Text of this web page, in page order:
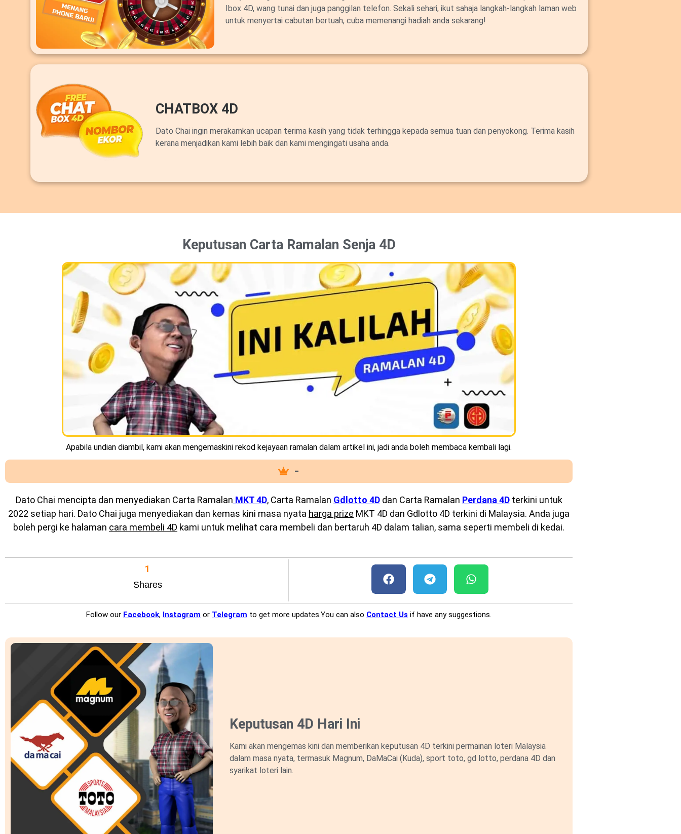
Ibox 4D, wang tunai dan juga panggilan telefon. Sekali sehari, ikut sahaja langkah-langkah laman web
untuk menyertai cabutan bertuah, cuba memenangi hadiah anda sekarang!
CHATBOX 4D
Dato Chai ingin merakamkan ucapan terima kasih yang tidak terhingga kepada semua tuan dan penyokong. Terima kasih
kerana menjadikan kami lebih baik dan kami mengingati usaha anda.
Keputusan Carta Ramalan Senja 4D
Apabila undian diambil, kami akan mengemaskini rekod kejayaan ramalan dalam artikel ini, jadi anda boleh membaca kembali lagi.
-
Dato Chai mencipta dan menyediakan Carta Ramalan MKT 4D, Carta Ramalan Gdlotto 4Ddan Carta Ramalan Perdana 4Dterkini untuk
2022 setiap hari. Dato Chai juga menyediakan dan kemas kini masa nyata harga prize MKT 4D dan Gdlotto 4D terkini di Malaysia. Anda juga
boleh pergi ke halaman cara membeli 4D kami untuk melihat cara membeli dan bertaruh 4D dalam talian, sama seperti membeli di kedai.
Shares
1
Follow our Facebook, Instagram or Telegram to get more updates.You can also Contact Us if have any suggestions.
Keputusan 4D Hari Ini
Kami akan mengemas kini dan memberikan keputusan 4D terkini permainan loteri Malaysia
dalam masa nyata, termasuk Magnum, DaMaCai (Kuda), sport toto, gd lotto, perdana 4D dan
syarikat loteri lain.